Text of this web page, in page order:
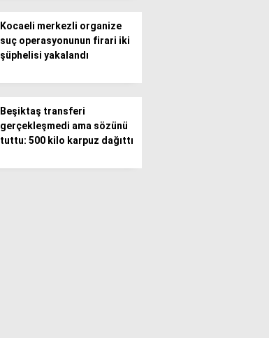
Kocaeli merkezli organize
suç operasyonunun firari iki
şüphelisi yakalandı
Beşiktaş transferi
gerçekleşmedi ama sözünü
tuttu: 500 kilo karpuz dağıttı